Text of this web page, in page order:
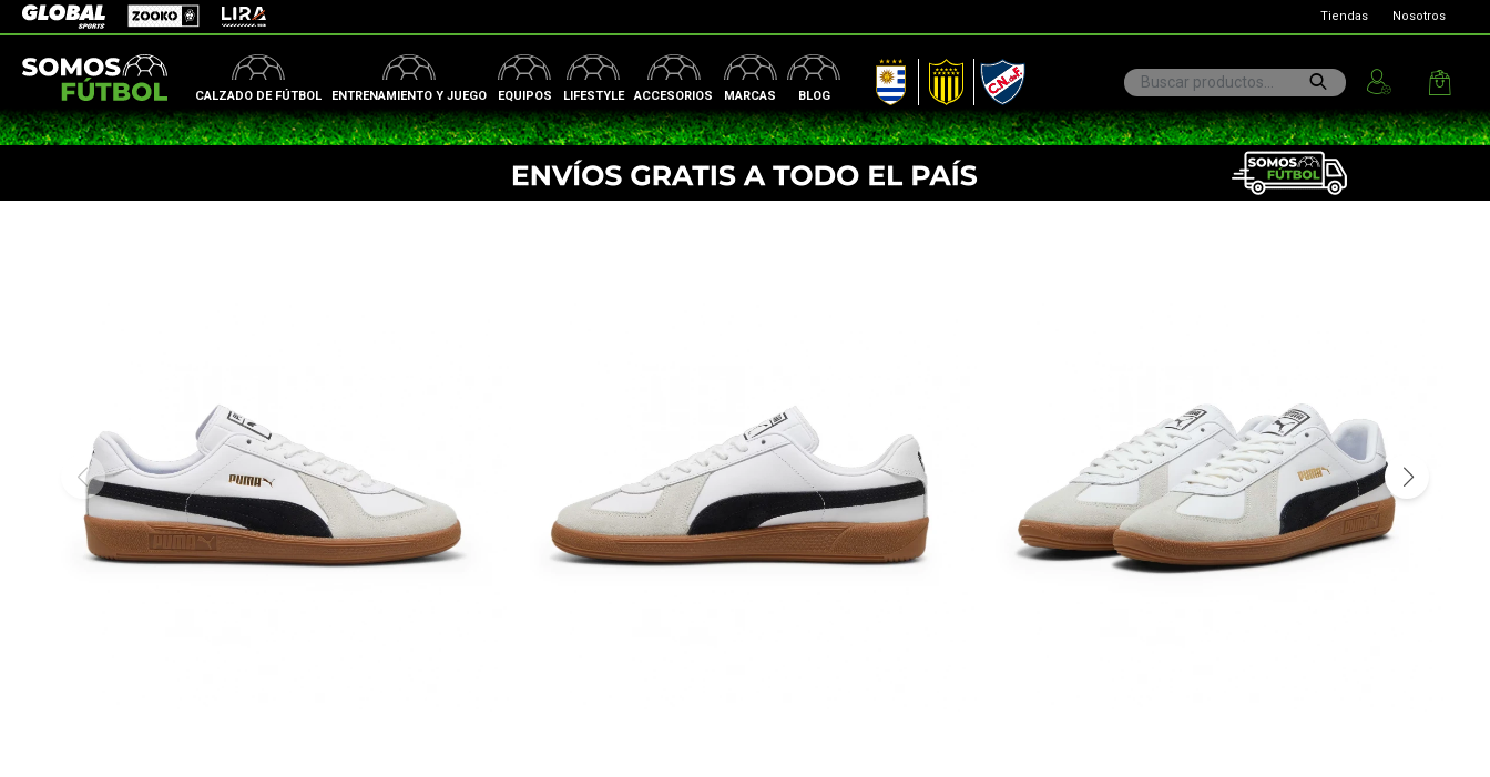
CALZADO DE FÚTBOL ENTRENAMIENTO Y JUEGO EQUIPOS LIFESTYLE ACCESORIOS MARCAS BLOG
AUF Peñarol Nacional
Global Sports Zooko Lira Tiendas Nosotros